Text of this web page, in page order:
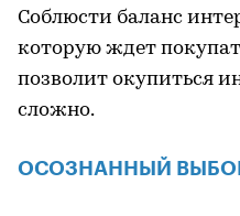
Соблюсти баланс
которую ждет
позволит окупиться
сложно.
ОСОЗНАННЫЙ